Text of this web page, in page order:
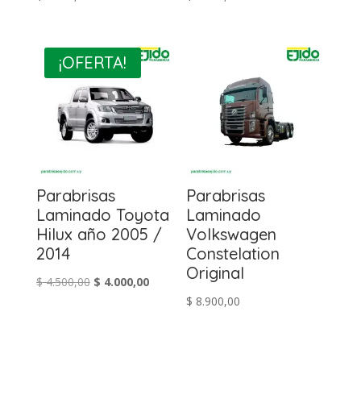
¡OFERTA!
Parabrisas
Laminado Toyota
Hilux año 2005 /
2014
$4.500,00 El
$ 4.000,00El
Parabrisas
Laminado
Volkswagen
Constelation
Original
$ 8.900,00